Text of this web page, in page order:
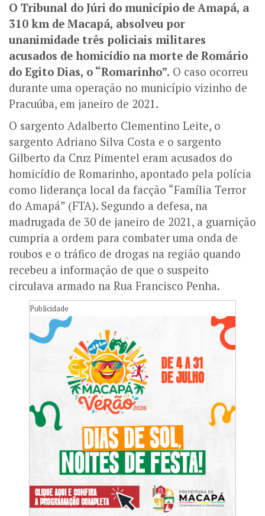
O Tribunal do Júri do município de Amapá, a
310 km de Macapá, absolveu por
unanimidade três policiais militares
acusados de homicídio na morte de Romário
do Egito Dias, o “Romarinho”. O caso ocorreu
durante uma operação no município vizinho de
Pracuúba, em janeiro de 2021.
O sargento Adalberto Clementino Leite, o
sargento Adriano Silva Costa e o sargento
Gilberto da Cruz Pimentel eram acusados do
homicídio de Romarinho, apontado pela polícia
como liderança local da facção “Família Terror
do Amapá” (FTA). Segundo a defesa, na
madrugada de 30 de janeiro de 2021, a guarnição
cumpria a ordem para combater uma onda de
roubos e o tráfico de drogas na região quando
recebeu a informação de que o suspeito
circulava armado na Rua Francisco Penha.
Publicidade